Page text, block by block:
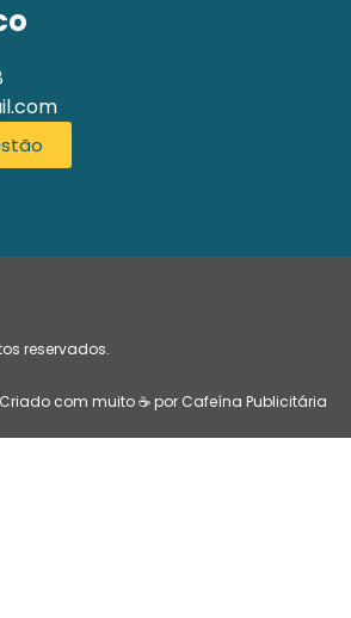
reservados.
Criado com muito ☕ por Cafeína Publicitária